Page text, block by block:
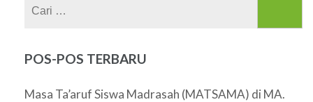
POS-POS TERBARU
Masa Ta’aruf Siswa Madrasah (MATSAMA) di MA.